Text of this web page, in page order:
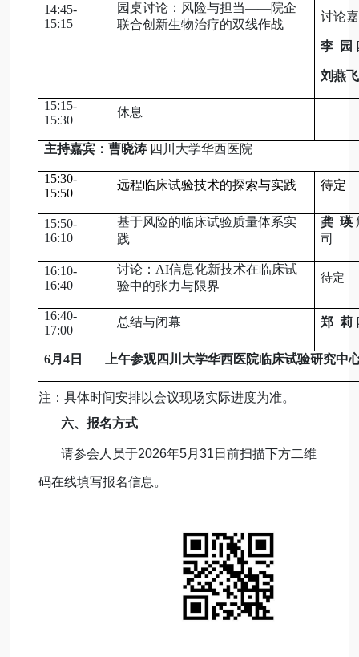
14:45-
15:15
园桌讨论：风险与担当——院企
联合创新生物治疗的双线作战
讨论
李 园
刘燕飞
15:15-
15:30
休息
主持嘉宾：曹晓涛 四川大学华西医院
15:30-
15:50
远程临床试验技术的探索与实践 待定
15:50-
16:10
基于风险的临床试验质量体系实
践
龚 瑛
司
16:10-
16:40
讨论：AI信息化新技术在临床试
验中的张力与限界
待定
16:40-
17:00
总结与闭幕 郑 莉
6月4日 上午参观四川大学华西医院临床试验研究中
注：具体时间安排以会议现场实际进度为准。
六、报名方式
请参会人员于2026年5月31日前扫描下方二维
码在线填写报名信息。